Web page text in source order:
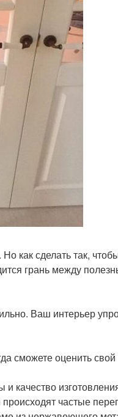
как сделать так,
грань между
Ваш интерьер
сможете оценить
качество
частые